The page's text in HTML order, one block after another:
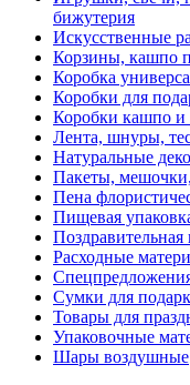
бижутерия
Искусственные
Корзины, кашпо
Коробка
Коробки для
Коробки кашпо и
Лента, шнуры,
Натуральные
Пакеты,
Пена
Пищевая
Расходные
Сумки для
Товары для
Упаковочные
Шары воздушные